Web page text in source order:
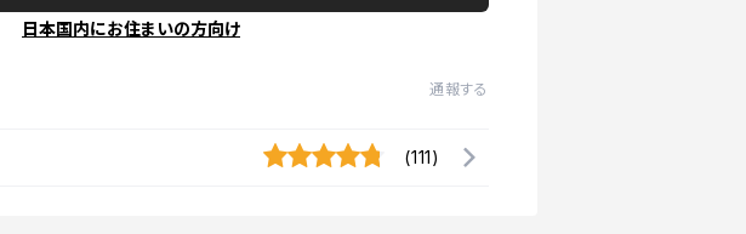
日本国内にお住まいの方向け
通報する
(111)